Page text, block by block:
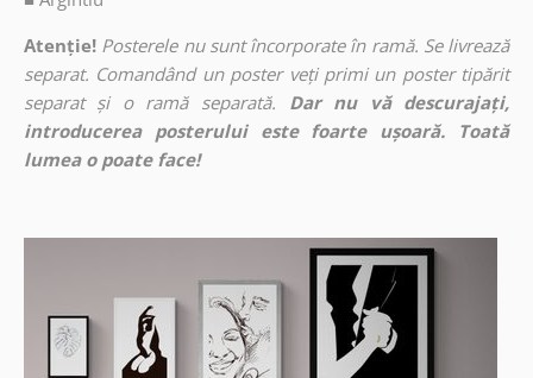
Atenție! Posterele nu sunt încorporate în ramă. Se livrează
separat. Comandând un poster veți primi un poster tipărit
separat și o ramă separată.
Dar nu vă descurajați,
introducerea posterului este foarte ușoară. Toată
lumea o poate face!